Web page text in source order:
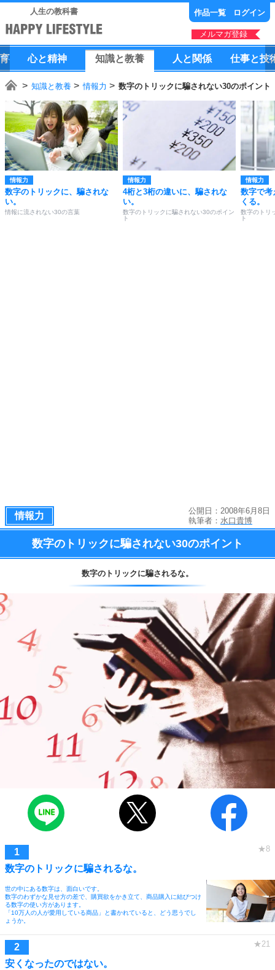
人生の教科書 作品一覧 ログイン
メルマガ登録
心と精神 知識と教養 人 と 関係 仕事と技
知識と教養 情報力 数字のトリックに騙されない30のポイント
情報力
数字のトリックに、騙されな
い。
情報に流されない30の言葉
情報力
4桁と3桁の違いに、騙されな
い。
数字のトリックに騙されない30のポイン
ト
情報力
数字で考
くる。
数字のトリ
ト
情報力
公開日：2008年6月8日
執筆者： 水口貴博
数字のトリックに騙されない30のポイント
数字のトリックに騙されるな。
数字のトリックに騙されるな。
世の中にある数字は、面白いです。
数字のわずかな見せ方の差で、購買欲をかき立て、商品購入に結びつけ
る数字の使い方があります。
「10万人の人が愛用している商品」と書かれていると、どう思うでし
ょうか。
安くなったのではない。